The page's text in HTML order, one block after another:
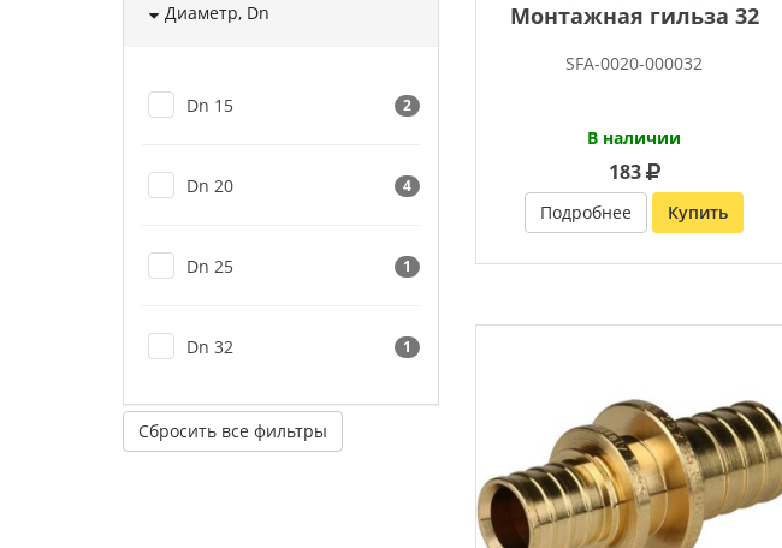
Диаметр, Dn
Dn 15 2
Dn 20 4
Dn 25 1
Dn 32 1
Сбросить все фильтры
Монтажная гильза 32
SFA-0020-000032
В наличии
183
Подробнее Купить